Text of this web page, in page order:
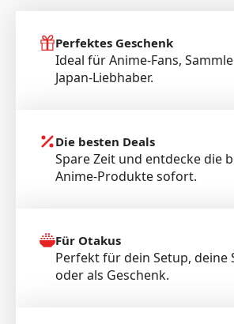
Perfektes Geschenk
Ideal für Anime-Fans,
Japan-Liebhaber.
Die besten Deals
Spare Zeit und entdecke die
Anime-Produkte sofort.
Für Otakus
Perfekt für dein Setup, deine
oder als Geschenk.